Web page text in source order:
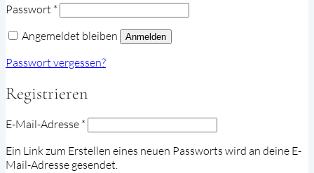
Passwort *Erforderlich
Angemeldet bleiben
Anmelden
Passwort vergessen?
Registrieren
E-Mail-Adresse *Erforderlich
Ein Link zum Erstellen eines neuen Passworts wird an deine E-
Mail-Adresse gesendet.